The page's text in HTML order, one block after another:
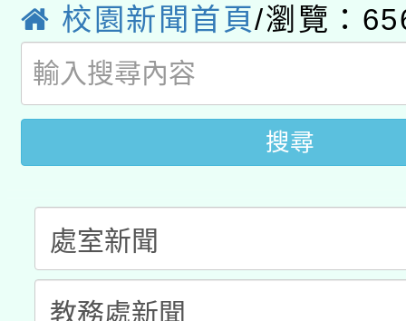
用水績優單位及節水達
動」
桃園市孔廟祈福系列
開 智慧啟航」
2026年桃園地景藝術
校園新聞首頁/瀏覽：
搜尋